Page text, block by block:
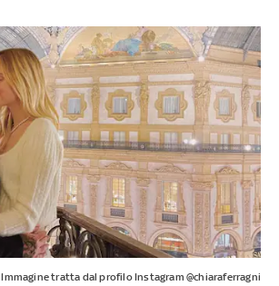
Immagine tratta dal profilo Instagram @chiaraferragni